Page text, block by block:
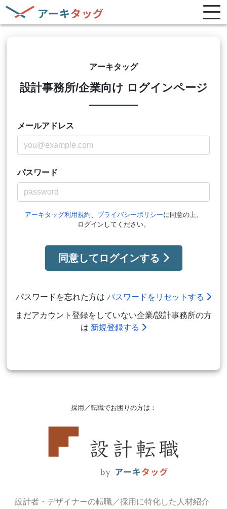
アーキタッグ
設計事務所/企業向け ログインページ
メールアドレス
パスワード
アーキタッグ利用規約、 プライバシーポリシーに同意の上、
ログインしてください。
同意してログインする
パスワードを忘れた方は パスワードをリセットする
まだアカウント登録をしていない企業/設計事務所の方
は 新規登録する
採用／転職でお困りの方は：
設計者・デザイナーの転職／採用に特化した人材紹介